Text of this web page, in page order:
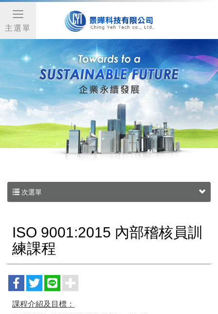
主選單
次選單
ISO 9001:2015 內部稽核員訓
練課程
課程介紹及目標：